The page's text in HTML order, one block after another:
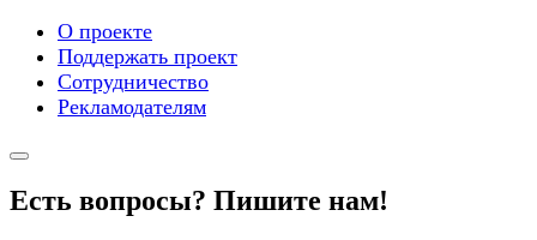
О проекте
Поддержать проект
Сотрудничество
Рекламодателям
Есть вопросы? Пишите нам!